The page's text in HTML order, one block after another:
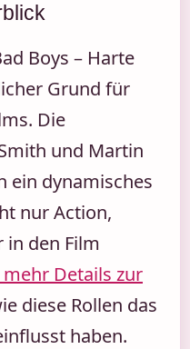
Boys – Harte
Grund für
Die
und Martin
ein dynamisches
nur Action,
den Film
mehr Details zur
diese Rollen das
haben.